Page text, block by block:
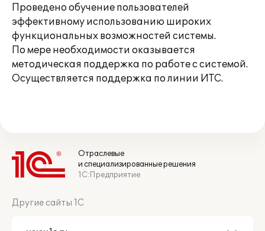
Проведено обучение пользователей
эффективному использованию широких
функциональных возможностей системы.
По мере необходимости оказывается
методическая поддержка по работе с системой.
Осуществляется поддержка по линии ИТС.
Отраслевые
и специализированные решения
1С:Предприятие
Другие сайты 1С